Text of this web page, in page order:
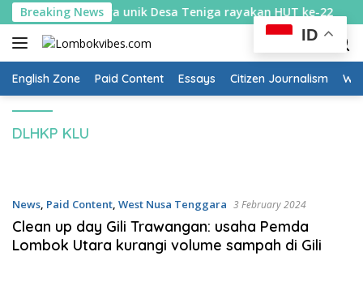
Skip
to
content
Breaking News
diburu: Cara unik Desa Teniga rayakan HUT ke-22
English Zone Paid Content Essays Citizen Journalism
DLHKP KLU
News, Paid Content, West Nusa Tenggara 3 February 2024
Clean up day Gili Trawangan: usaha Pemda
Lombok Utara kurangi volume sampah di Gili
ID